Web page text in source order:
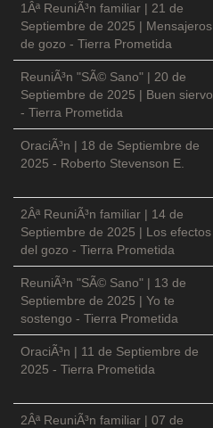
1Âª ReuniÃ³n familiar | 21 de
Septiembre de 2025 | Mensajeros
de gozo - Tierra Prometida
ReuniÃ³n "SÃ© Sano" | 20 de
Septiembre de 2025 | Buen siervo
- Tierra Prometida
OraciÃ³n | 18 de Septiembre de
2025 - Roberto Stevenson E.
2Âª ReuniÃ³n familiar | 14 de
Septiembre de 2025 | Los efectos
del gozo - Tierra Prometida
ReuniÃ³n "SÃ© Sano" | 13 de
Septiembre de 2025 | Yo te
sostengo - Tierra Prometida
OraciÃ³n | 11 de Septiembre de
2025 - Tierra Prometida
2Âª ReuniÃ³n familiar | 07 de